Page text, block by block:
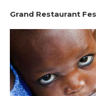
Grand Restaurant